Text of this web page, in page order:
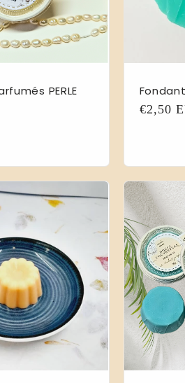
PERLE
Prix
€2,50